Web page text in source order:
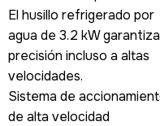
El husillo refrigerado por
agua de 3.2 kW
precisión incluso a altas
velocidades.
Sistema de
de alta velocidad